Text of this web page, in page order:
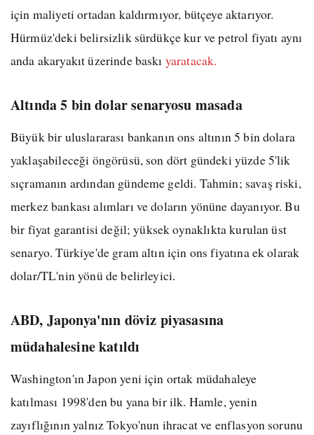
için maliyeti ortadan kaldırmıyor, bütçeye aktarıyor.
Hürmüz'deki belirsizlik sürdükçe kur ve petrol fiyatı aynı
anda akaryakıt üzerinde baskı yaratacak.
Altında 5 bin dolar senaryosu masada
Büyük bir uluslararası bankanın ons altının 5 bin dolara
yaklaşabileceği öngörüsü, son dört gündeki yüzde 5'lik
sıçramanın ardından gündeme geldi. Tahmin; savaş riski,
merkez bankası alımları ve doların yönüne dayanıyor. Bu
bir fiyat garantisi değil; yüksek oynaklıkta kurulan üst
senaryo. Türkiye'de gram altın için ons fiyatına ek olarak
dolar/TL'nin yönü de belirleyici.
ABD, Japonya'nın döviz piyasasına
müdahalesine katıldı
Washington'ın Japon yeni için ortak müdahaleye
katılması 1998'den bu yana bir ilk. Hamle, yenin
zayıflığının yalnız Tokyo'nun ihracat ve enflasyon sorunu